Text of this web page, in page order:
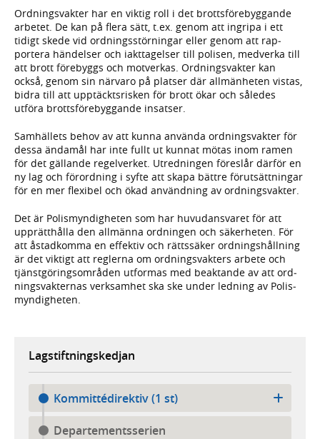
Ordningsvakter har en viktig roll i det brotts­före­byg­gande
arbetet. De kan på flera sätt, t.ex. genom att ingripa i ett
tidigt skede vid ord­nings­stör­ningar eller genom att rap­
portera hän­delser och iakt­tagel­ser till polisen, medverka till
att brott före­byggs och mot­verkas. Ordnings­vakter kan
också, genom sin närvaro på platser där allmän­heten vistas,
bidra till att upp­täckts­risken för brott ökar och således
utföra brotts­före­byggande insatser.
Samhällets behov av att kunna använda ordnings­vakter för
dessa ändamål har inte fullt ut kunnat mötas inom ramen
för det gällande regel­verket. Utred­ningen föreslår därför en
ny lag och förord­ning i syfte att skapa bättre förut­sättningar
för en mer flexibel och ökad använd­ning av ordnings­vakter.
Det är Polis­myndig­heten som har huvud­ansvaret för att
upp­rätt­hålla den all­männa ord­ningen och säker­heten. För
att åstad­komma en effektiv och rätts­säker ord­nings­hållning
är det viktigt att reglerna om ord­nings­vakters arbete och
tjänst­görings­områden utfor­mas med beaktande av att ord­
nings­vakternas verk­samhet ska ske under led­ning av Polis­
myndig­heten.
Lagstiftningskedjan
Kommittédirektiv (1 st)
Departementsserien